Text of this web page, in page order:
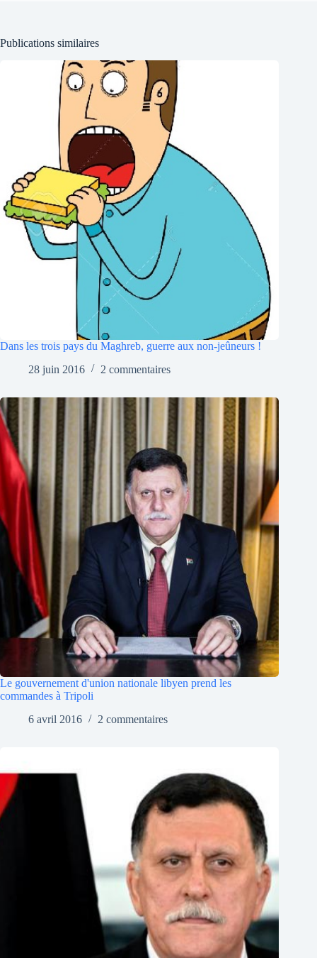
Publications similaires
Dans les trois pays du Maghreb, guerre aux non-jeûneurs !
28 juin 2016
2 commentaires
Le gouvernement d'union nationale libyen prend les
commandes à Tripoli
6 avril 2016
2 commentaires